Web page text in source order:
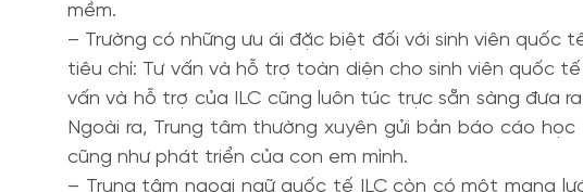
mềm.
– Trường có những ưu ái đặc biệt đối với sinh viên quốc
tiêu chí: Tư vấn và hỗ trợ toàn diện cho sinh viên quốc
vấn và hỗ trợ của ILC cũng luôn túc trực sẵn sàng đưa
Ngoài ra, Trung tâm thường xuyên gửi bản báo cáo
cũng như phát triển của con em mình.
– Trung tâm ngoại ngữ quốc tế ILC còn có một mạng